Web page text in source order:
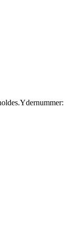
Ydernummer: